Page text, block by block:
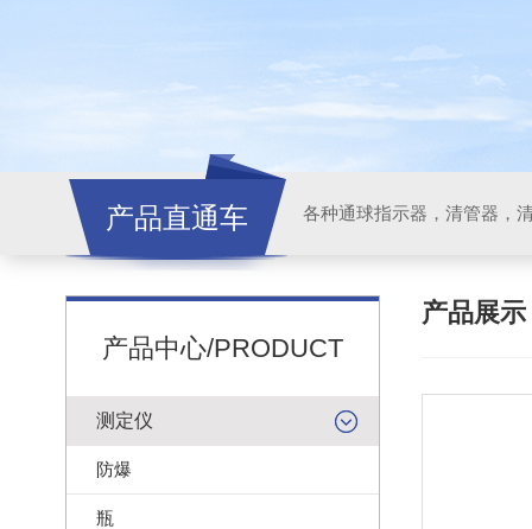
产品直通车 各种通球指示器，清管器，
产品中心/PRODUCT
测定仪
防爆
瓶
产品展示